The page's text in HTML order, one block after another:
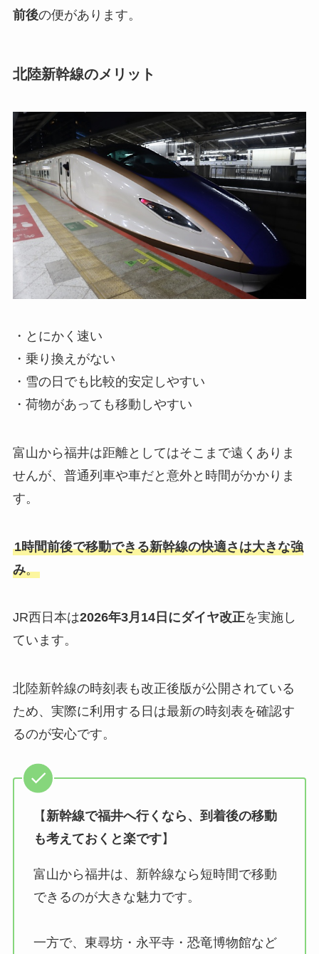
前後の便があります。
北陸新幹線のメリット
・とにかく速い
・乗り換えがない
・雪の日でも比較的安定しやすい
・荷物があっても移動しやすい
富山から福井は距離としてはそこまで遠くありま
せんが、普通列車や車だと意外と時間がかかりま
す。
1時間前後で移動できる新幹線の快適さは大きな強
み。
JR西日本は2026年3月14日にダイヤ改正を実施し
ています。
北陸新幹線の時刻表も改正後版が公開されている
ため、実際に利用する日は最新の時刻表を確認す
るのが安心です。
【 新幹線で福井へ行くなら、到着後の移動
も考えておくと楽です】
富山から福井は、新幹線なら短時間で移動
できるのが大きな魅力です。
一方で、東尋坊・永平寺・恐竜博物館など